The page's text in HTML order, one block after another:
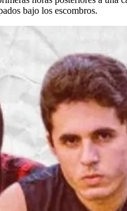
bajo los escombros.